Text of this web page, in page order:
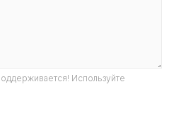
Используйте